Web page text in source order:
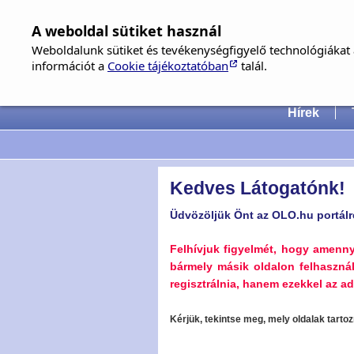
Hírek
Kedves Látogatónk!
Üdvözöljük Önt az OLO.hu
Felhívjuk figyelmét, hogy
bármely másik oldalon
regisztrálnia, hanem ezekkel az
Kérjük, tekintse meg, mely oldalak
A weboldal sütiket használ
Weboldalunk sütiket és tevékenységfigyelő
információt a Cookie tájékoztatóban talál.